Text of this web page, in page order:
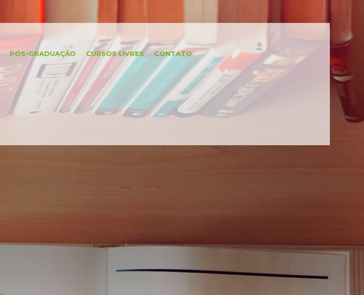
PÓS-GRADUAÇÃO CURSOS LIVRES CONTATO